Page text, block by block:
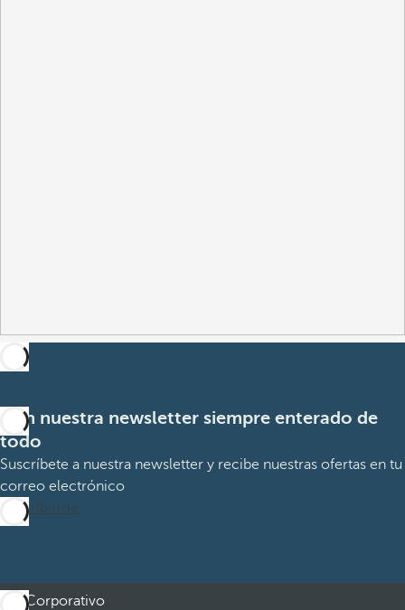
Con nuestra newsletter siempre enterado de
todo
Suscríbete a nuestra newsletter y recibe nuestras ofertas en tu
correo electrónico
Suscribirme
Corporativo